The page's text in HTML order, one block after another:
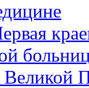
Великой